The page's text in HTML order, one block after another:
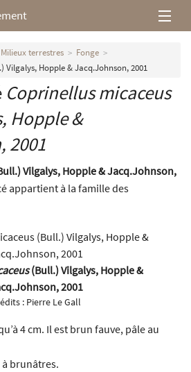
Milieux terrestres Fonge
Vilgalys, Hopple & Jacq.Johnson, 2001
Coprinellus micaceus
Hopple &
2001
Vilgalys, Hopple & Jacq.Johnson,
appartient à la famille des
(Bull.) Vilgalys, Hopple &
2001
: Pierre Le Gall
4 cm. Il est brun fauve, pâle au
brunâtres.